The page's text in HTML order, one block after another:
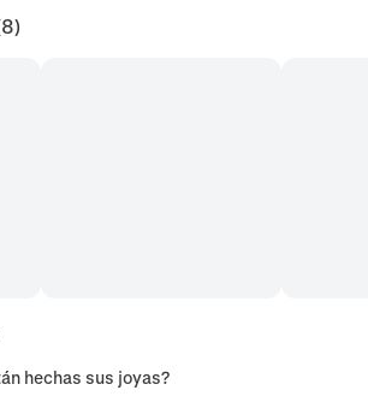
hechas sus joyas?